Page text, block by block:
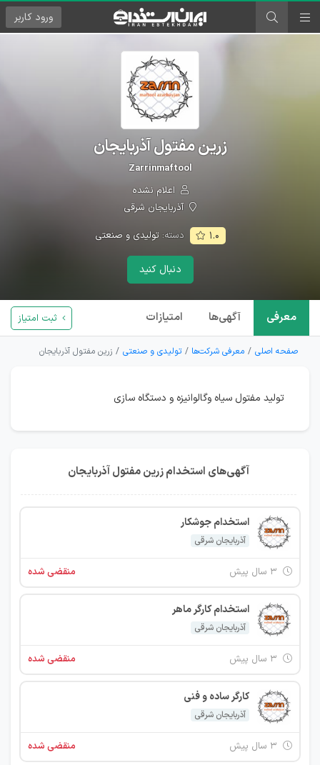
ورود کاربر
زرین مفتول آذربایجان
Zarrinmaftool
اعلام نشده
آذربایجان شرقی
۱.۰ دسته:تولیدی و صنعتی
دنبال کنید
معرفی آگهی‌ها امتیازات ثبت امتیاز
صفحه اصلی معرفی شرکت‌ها تولیدی و صنعتی زرین مفتول آذربایجان
تولید مفتول سیاه وگالوانیزه و دستگاه سازی
آگهی‌های استخدام زرین مفتول آذربایجان
استخدام جوشکار
آذربایجان شرقی
منقضی شده
استخدام کارگر ماهر
آذربایجان شرقی
منقضی شده
کارگر ساده و فنی
آذربایجان شرقی
منقضی شده